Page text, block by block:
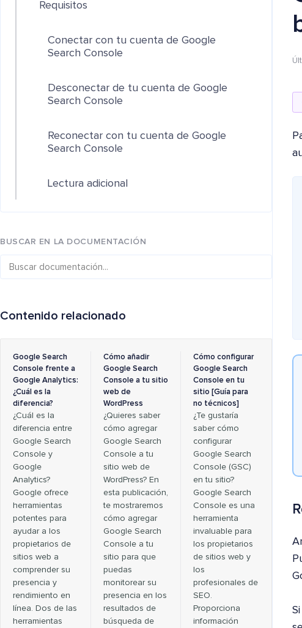
Requisitos
Conectar con tu cuenta de Google
Search Console
Desconectar de tu cuenta de Google
Search Console
Reconectar con tu cuenta de Google
Search Console
Lectura adicional
BUSCAR EN LA DOCUMENTACIÓN
Contenido relacionado
Google Search
Console frente a
Google Analytics:
¿Cuál es la
diferencia?
¿Cuál es la
diferencia entre
Google Search
Console y
Google
Analytics?
Google ofrece
herramientas
potentes para
ayudar a los
propietarios de
sitios web a
comprender su
presencia y
rendimiento en
línea. Dos de las
herramientas
Cómo añadir
Google Search
Console a tu sitio
web de
WordPress
¿Quieres saber
cómo agregar
Google Search
Console a tu
sitio web de
WordPress? En
esta publicación,
te mostraremos
cómo agregar
Google Search
Console a tu
sitio para que
puedas
monitorear su
presencia en los
resultados de
búsqueda de
Cómo configurar
Google Search
Console en tu
sitio [Guía para
no técnicos]
¿Te gustaría
saber cómo
configurar
Google Search
Console (GSC)
en tu sitio?
Google Search
Console es una
herramienta
invaluable para
los propietarios
de sitios web y
los
profesionales de
SEO.
Proporciona
información